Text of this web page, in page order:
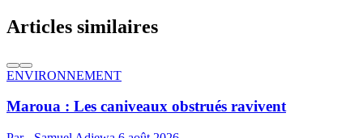
Articles similaires
ENVIRONNEMENT
Maroua : Les caniveaux obstrués ravivent